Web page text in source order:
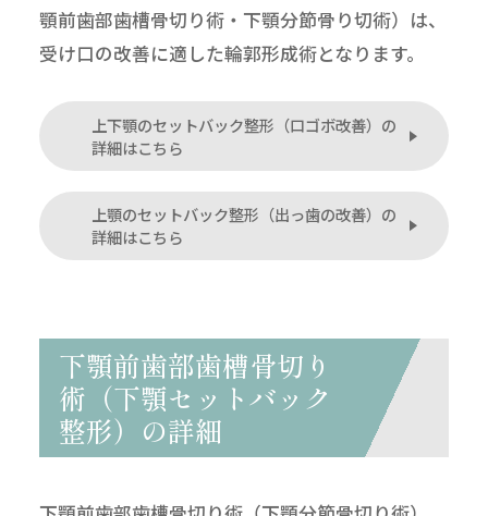
顎前歯部歯槽骨切り術・下顎分節骨り切術）は、
受け口の改善に適した輪郭形成術となります。
上下顎のセットバック整形（口ゴボ改善）の
詳細はこちら
上顎のセットバック整形（出っ歯の改善）の
詳細はこちら
下顎前歯部歯槽骨切り
術（下顎セットバック
整形）の詳細